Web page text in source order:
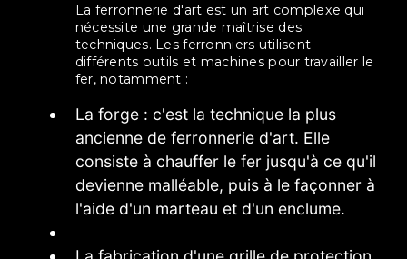
La ferronnerie d'art est un art complexe qui
nécessite une grande maîtrise des
techniques. Les ferronniers utilisent
différents outils et machines pour travailler le
fer, notamment :
La forge : c'est la technique la plus
ancienne de ferronnerie d'art. Elle
consiste à chauffer le fer jusqu'à ce qu'il
devienne malléable, puis à le façonner à
l'aide d'un marteau et d'un enclume.